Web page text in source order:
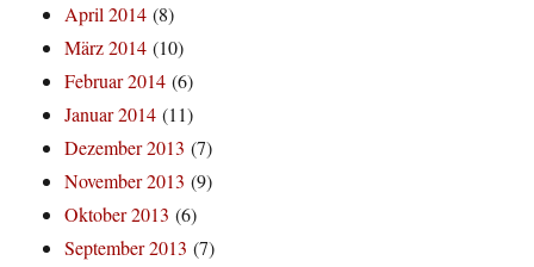
April 2014 (8)
März 2014 (10)
Februar 2014 (6)
Januar 2014 (11)
Dezember 2013 (7)
November 2013 (9)
Oktober 2013 (6)
September 2013 (7)